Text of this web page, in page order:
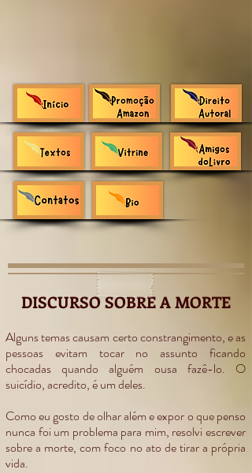
DISCURSO SOBRE A MORTE
Alguns temas causam certo constrangimento, e as
pessoas evitam tocar no assunto ficando
chocadas quando alguém ousa fazê-lo. O
suicídio, acredito, é um deles.
Como eu gosto de olhar além e expor o que penso
nunca foi um problema para mim, resolvi escrever
sobre a morte, com foco no ato de tirar a própria
vida.